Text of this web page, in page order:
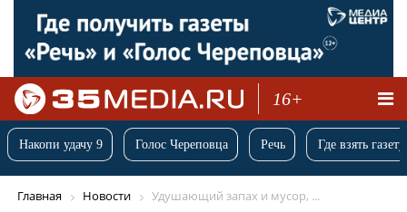
16+
Накопи удачу 9 Голос Череповца Речь Где взять
Главная Новости Удушающий запах и мусор, ...